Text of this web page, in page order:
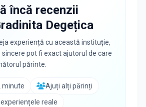
încă recenzii
Degețica
experiență cu această instituție,
pot fi exact ajutorul de care
părinte.
minute
Ajuți alți părinți
reale